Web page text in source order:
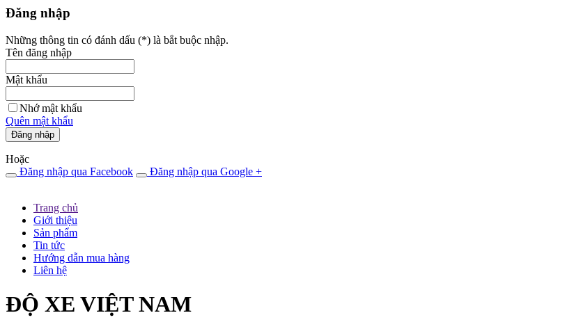
Đăng nhập
Những thông tin có đánh dấu (*) là bắt buộc nhập.
Tên đăng nhập
Mật khẩu
Nhớ mật khẩu
Quên mật khẩu
Đăng nhập
Hoặc
Đăng nhập qua Facebook
Đăng nhập qua Google +
Trang chủ
Giới thiệu
Sản phẩm
Tin tức
Hướng dẫn mua hàng
Liên hệ
ĐỘ XE VIỆT NAM